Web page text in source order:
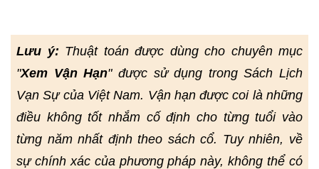
Lưu ý: Thuật toán được dùng cho chuyên mục
"Xem Vận Hạn" được sử dụng trong Sách Lịch
Vạn Sự của Việt Nam. Vận hạn được coi là những
điều không tốt nhắm cố định cho từng tuổi vào
từng năm nhất định theo sách cổ. Tuy nhiên, về
sự chính xác của phương pháp này, không thể có